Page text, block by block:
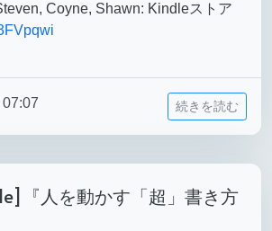
Coyne, Shawn: Kindleストア
続きを読む
『人を動かす「超」書き方